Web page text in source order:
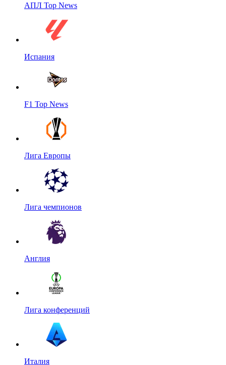
АПЛ Top News
Испания
F1 Top News
Лига Европы
Лига чемпионов
Англия
Лига конференций
Италия